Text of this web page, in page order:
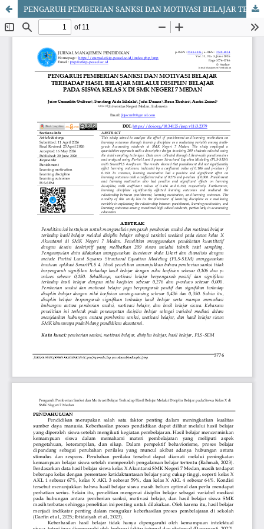
PENGARUH PEMBERIAN SANKSI DAN MOTIVASI BELAJAR TERHADAP HASIL BELAJAR MELALUI DISIPLIN BELAJAR PADA SISWA KELAS X DI SMK NEGERI 7 MEDAN